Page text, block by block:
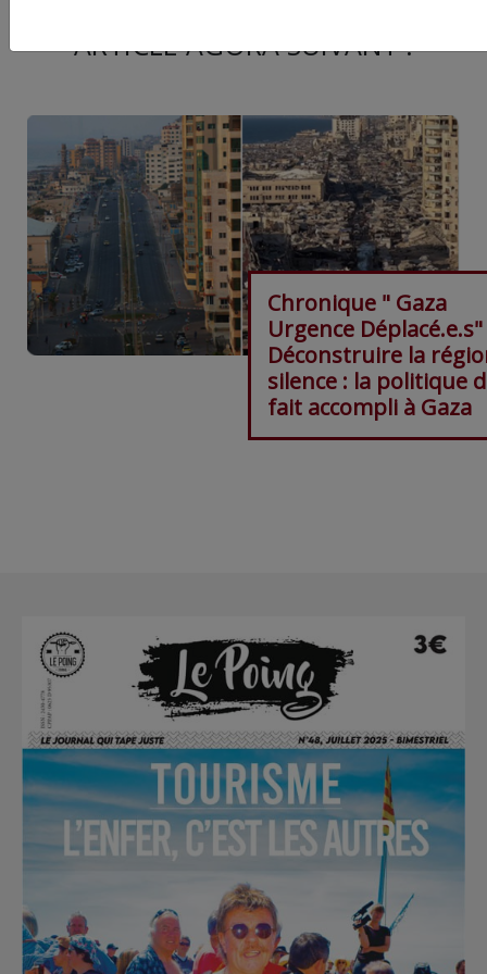
ARTICLE AGORA SUIVANT :
Chronique " Gaza
Urgence
Déconstruire la
silence : la politique
fait accompli à Gaza